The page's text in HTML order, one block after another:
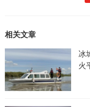
相关文章
冰
火